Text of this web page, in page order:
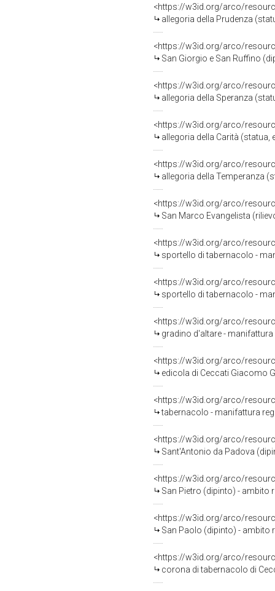
<https://w3id.org/arco/
allegoria della Prudenza
<https://w3id.org/arco/
San Giorgio e San Ruffino
<https://w3id.org/arco/
allegoria della Speranza
<https://w3id.org/arco/
allegoria della Carità (statua,
<https://w3id.org/arco/
allegoria della Temperanza
<https://w3id.org/arco/
San Marco Evangelista
<https://w3id.org/arco/
sportello di tabernacolo -
<https://w3id.org/arco/
sportello di tabernacolo -
<https://w3id.org/arco/
gradino d'altare -
<https://w3id.org/arco/
edicola di Ceccati Giacomo
<https://w3id.org/arco/
tabernacolo - manifattura
<https://w3id.org/arco/
Sant'Antonio da Padova
<https://w3id.org/arco/
San Pietro (dipinto) - ambito
<https://w3id.org/arco/
San Paolo (dipinto) - ambito
<https://w3id.org/arco/
corona di tabernacolo di